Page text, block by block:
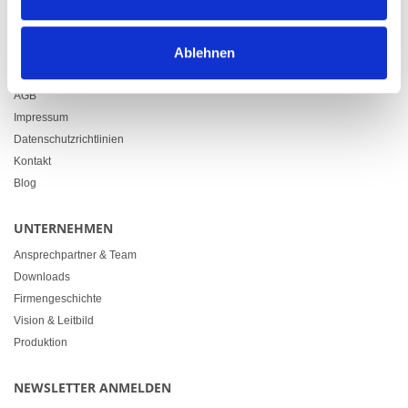
Ablehnen
Downloads
AGB
Impressum
Datenschutzrichtlinien
Kontakt
Blog
UNTERNEHMEN
Ansprechpartner & Team
Downloads
Firmengeschichte
Vision & Leitbild
Produktion
NEWSLETTER ANMELDEN